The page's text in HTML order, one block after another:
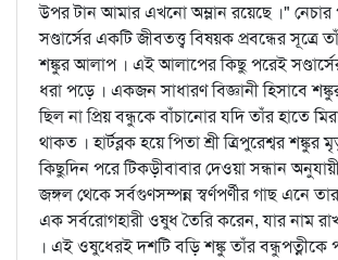
উপর টান আমার এখনো অম্লান রয়েছে ।" নেচার
সণ্ডার্সের একটি জীবতত্ত্ব বিষয়ক প্রবন্ধের সূত্রে
শঙ্কুর আলাপ । এই আলাপের কিছু পরেই
ধরা পড়ে । একজন সাধারণ বিজ্ঞানী হিসাবে
ছিল না প্রিয় বন্ধুকে বাঁচানোর যদি তাঁর হাতে
থাকত । হার্টব্লক হয়ে পিতা শ্রী ত্রিপুরেশ্বর শঙ্কুর
কিছুদিন পরে টিকড়ীবাবার দেওয়া সন্ধান
জঙ্গল থেকে সর্বগুণসম্পন্ন স্বর্ণপর্ণীর গাছ এনে
এক সর্বরোগহারী ওষুধ তৈরি করেন, যার নাম
। এই ওষুধেরই দশটি বড়ি শঙ্কু তাঁর বন্ধুপত্নীকে